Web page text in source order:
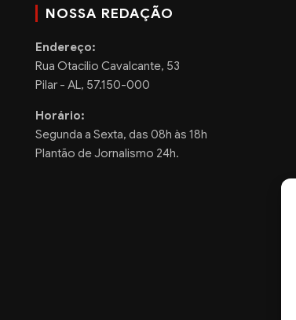
NOSSA REDAÇÃO
Endereço:
Rua Otacilio Cavalcante, 53
Pilar - AL, 57.150-000
Horário:
Segunda a Sexta, das 08h às 18h
Plantão de Jornalismo 24h.